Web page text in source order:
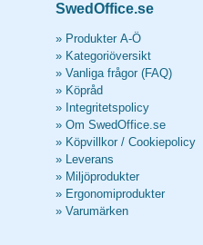
SwedOffice.se
» Produkter A-Ö
» Kategoriöversikt
» Vanliga frågor (FAQ)
» Köpråd
» Integritetspolicy
» Om SwedOffice.se
» Köpvillkor / Cookiepolicy
» Leverans
» Miljöprodukter
» Ergonomiprodukter
» Varumärken